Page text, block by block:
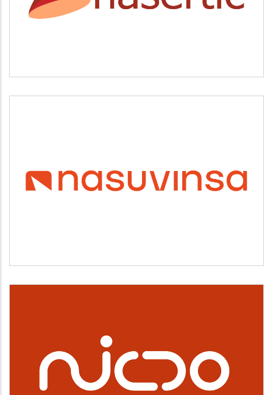
Servicios tecnológicos y modernización
NASUVINSA
Vivienda y urbanismo
NICDO
Cultura, deporte y ocio